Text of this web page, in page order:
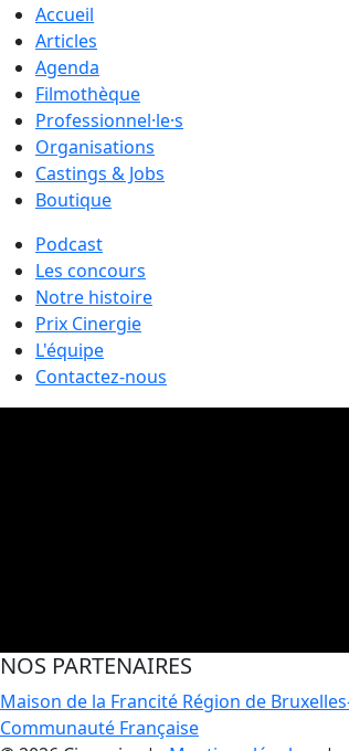
Accueil
Articles
Agenda
Filmothèque
Professionnel·le·s
Organisations
Castings & Jobs
Boutique
Podcast
Les concours
Notre histoire
Prix Cinergie
L'équipe
Contactez-nous
NOS PARTENAIRES
Maison de la Francité Région de
Communauté Française